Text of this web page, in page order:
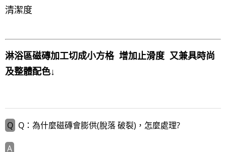
LINE官方帳號@a0975005573
清潔度
淋浴區磁磚加工切成小方格 增加止滑度 又兼具時尚
及整體配色↓
Q：為什麼磁磚會膨供(脫落 破裂)，怎麼處理?